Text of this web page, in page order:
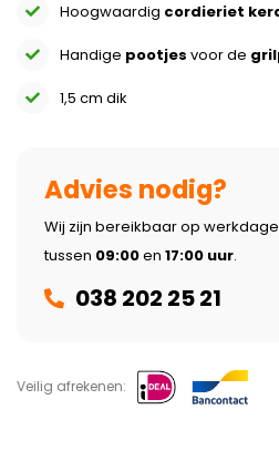
Hoogwaardig cordieriet
Handige pootjes voor de
1,5 cm dik
Advies nodig?
Wij zijn bereikbaar op
tussen 09:00en 17:00 uur.
038 202 25 21
Veilig afrekenen: